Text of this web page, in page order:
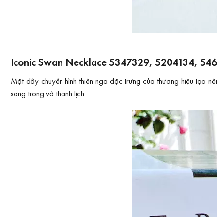
Iconic Swan Necklace 5347329, 5204134,
Mặt dây chuyền hình thiên nga đặc trưng của thương hiệu tạo
sang trọng và thanh lịch.